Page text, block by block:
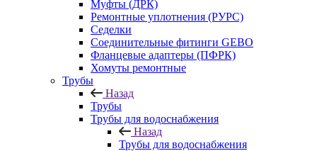
Муфты (ДРК)
Ремонтные уплотнения (РУРС)
Седелки
Соединительные фитинги GEBO
Фланцевые адаптеры (ПФРК)
Хомуты ремонтные
Трубы
Назад
Трубы
Трубы для водоснабжения
Назад
Трубы для водоснабжения